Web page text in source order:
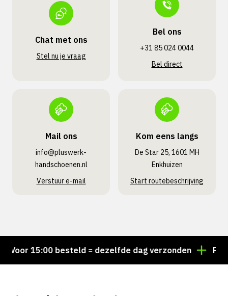
Chat met ons
Stel nu je vraag
Bel ons
+31 85 024 0044
Bel direct
Mail ons
info@pluswerk­
handschoenen.nl
Verstuur e-mail
Kom eens langs
De Star 25, 1601 MH
Enkhuizen
Start routebeschrijving
15:00 besteld = dezelfde dag verzonden